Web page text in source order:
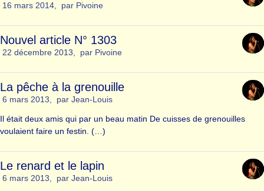
16 mars 2014, par Pivoine
Nouvel article N° 1303
22 décembre 2013, par Pivoine
La pêche à la grenouille
6 mars 2013, par Jean-Louis
Il était deux amis qui par un beau matin De cuisses de grenouilles
voulaient faire un festin. (…)
Le renard et le lapin
6 mars 2013, par Jean-Louis